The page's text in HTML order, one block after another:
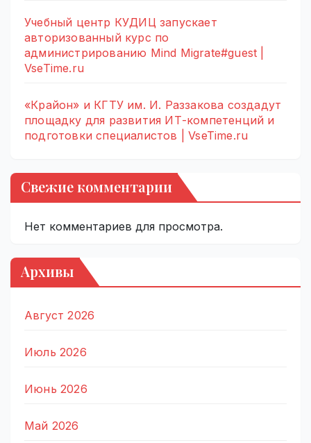
Учебный центр КУДИЦ запускает
авторизованный курс по
администрированию Mind Migrate#guest |
VseTime.ru
«Крайон» и КГТУ им. И. Раззакова создадут
площадку для развития ИТ-компетенций и
подготовки специалистов | VseTime.ru
Свежие комментарии
Нет комментариев для просмотра.
Архивы
Август 2026
Июль 2026
Июнь 2026
Май 2026